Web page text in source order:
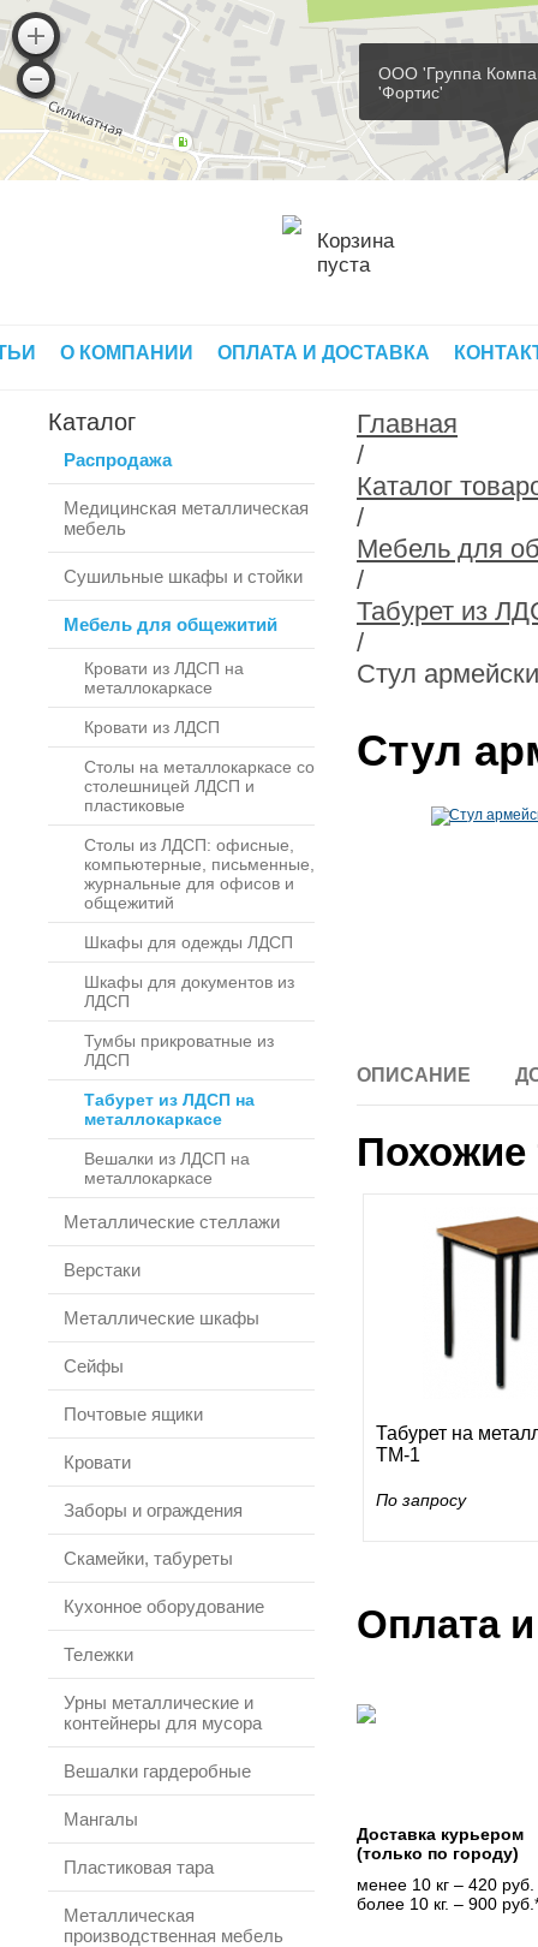
ООО 'Группа
'Фортис'
Корзина
пуста
О КОМПАНИИ ОПЛАТА И ДОСТАВКА
Каталог
Распродажа
Медицинская металлическая
мебель
Сушильные шкафы и стойки
Мебель для общежитий
Кровати из ЛДСП на
металлокаркасе
Кровати из ЛДСП
Столы на металлокаркасе со
столешницей ЛДСП и
пластиковые
Столы из ЛДСП: офисные,
компьютерные, письменные,
журнальные для офисов и
общежитий
Шкафы для одежды ЛДСП
Шкафы для документов из
ЛДСП
Тумбы прикроватные из
ЛДСП
Табурет из ЛДСП на
металлокаркасе
Вешалки из ЛДСП на
металлокаркасе
Металлические стеллажи
Верстаки
Металлические шкафы
Сейфы
Почтовые ящики
Кровати
Заборы и ограждения
Скамейки, табуреты
Кухонное оборудование
Тележки
Урны металлические и
контейнеры для мусора
Вешалки гардеробные
Мангалы
Пластиковая тара
Металлическая
производственная мебель
Главная
/
Каталог
/
Мебель для
/
Табурет из
/
Стул
Стул
ОПИСАНИЕ
Табурет на
ТМ-1
По запросу
Оплата
Доставка курьером
(только по городу)
менее 10 кг – 420 руб.
более 10 кг. – 900